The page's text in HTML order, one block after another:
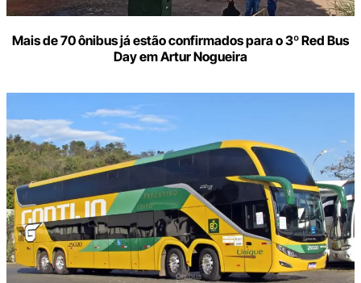
Mais de 70 ônibus já estão confirmados para o 3º Red Bus
Day em Artur Nogueira